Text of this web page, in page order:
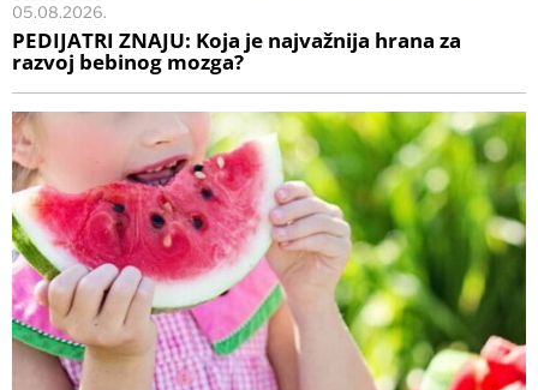
05.08.2026.
PEDIJATRI ZNAJU: Koja je najvažnija hrana za
razvoj bebinog mozga?